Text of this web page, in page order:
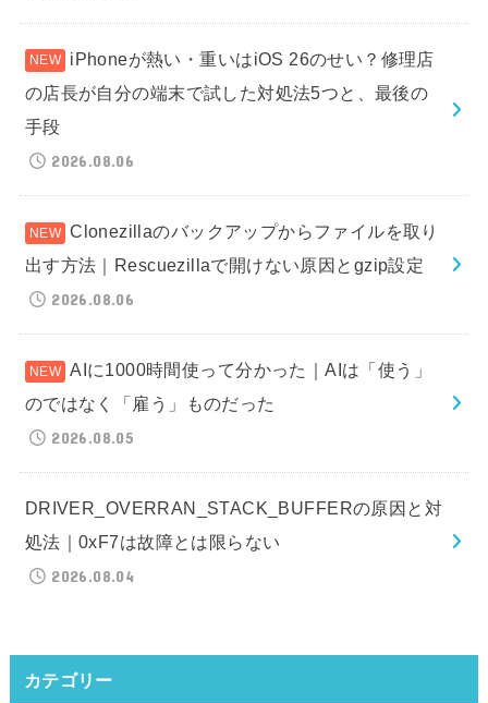
iPhoneが熱い・重いはiOS 26のせい？修理店
の店長が自分の端末で試した対処法5つと、最後の
手段
2026.08.06
Clonezillaのバックアップからファイルを取り
出す方法｜Rescuezillaで開けない原因とgzip設定
2026.08.06
AIに1000時間使って分かった｜AIは「使う」
のではなく「雇う」ものだった
2026.08.05
DRIVER_OVERRAN_STACK_BUFFERの原因と対
処法｜0xF7は故障とは限らない
2026.08.04
カテゴリー